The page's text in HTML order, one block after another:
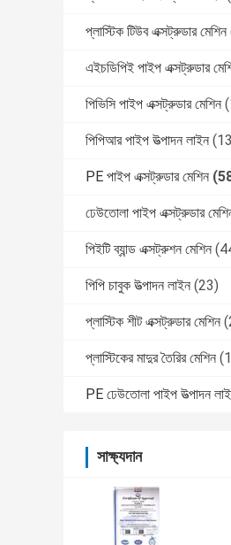
প্লাস্টিক টিউব এক্সট্রুডার মেশিন
এইচডিপিই পাইপ এক্সট্রুডার
পিভিসি পাইপ এক্সট্রুডার মেশিন
পিপিআর পাইপ উত্পাদন লাইন
PE পাইপ এক্সট্রুডার মেশিন
ঢেউতোলা পাইপ এক্সট্রুডার
পিইটি ব্যান্ড এক্সট্রুশন মেশিন
পিপি চাবুক উত্পাদন লাইন (23)
প্লাস্টিক শীট এক্সট্রুডার মেশিন
প্লাস্টিকের মাদুর তৈরির মেশিন
PE ঢেউতোলা পাইপ উত্পাদন
সাক্ষ্যদান